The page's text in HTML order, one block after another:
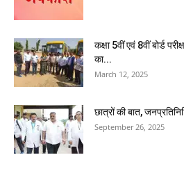
कक्षा 5वीं एवं 8वीं बोर्ड
का...
March 12, 2025
छात्रों की बात,
September 26, 2025